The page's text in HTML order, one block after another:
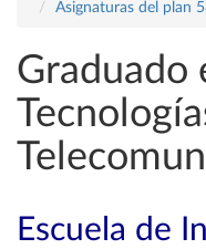
Asignaturas del plan
Graduado
Escuela de